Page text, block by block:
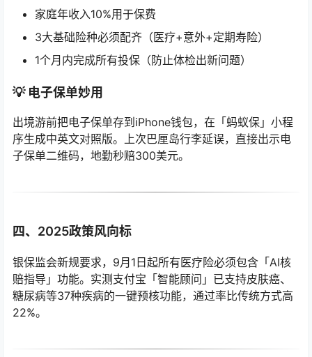
家庭年收入10%用于保费
3大基础险种必须配齐（医疗+意外+定期寿险）
1个月内完成所有投保（防止体检出新问题）
💡 电子保单妙用
出境游前把电子保单存到iPhone钱包，在「蚂蚁保」小程
序生成中英文对照版。上次巴厘岛行李延误，直接出示电
子保单二维码，地勤秒赔300美元。
四、2025政策风向标
银保监会新规要求，9月1日起所有医疗险必须包含「AI核
赔指导」功能。实测支付宝「智能顾问」已支持皮肤癌、
糖尿病等37种疾病的一键预核功能，通过率比传统方式高
22%。